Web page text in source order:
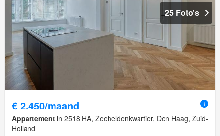
25 Foto's
€ 2.450/maand
Appartement in 2518 HA, Zeeheldenkwartier, Den Haag, Zuid-
Holland